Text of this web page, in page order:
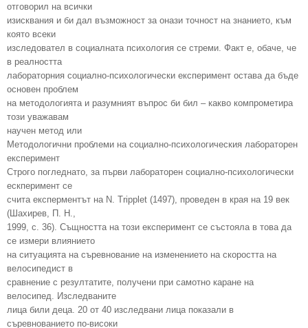
отговорил на всички
изисквания и би дал възможност за онази точност на знанието, към
която всеки
изследовател в социалната психология се стреми. Факт е, обаче, че
в реалността
лабораторния социално-психологически експеримент остава да бъде
основен проблем
на методологията и разумният въпрос би бил – какво компрометира
този уважавам
научен метод или
Методологични проблеми на социално-психологическия лабораторен
експеримент
Строго погледнато, за първи лабораторен социално-психологически
ескперимент се
счита експерментът на N. Tripplet (1497), проведен в края на 19 век
(Шахирев, П. Н.,
1999, с. 36). Същността на този експеримент се състояла в това да
се измери влиянието
на ситуацията на съревнование на изменението на скоростта на
велосипедист в
сравнение с резултатите, получени при самотно каране на
велосипед. Изследваните
лица били деца. 20 от 40 изследвани лица показали в
съревнованието по-високи